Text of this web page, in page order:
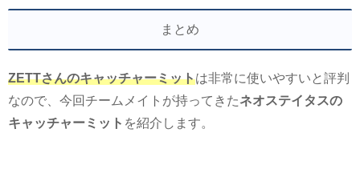
まとめ
ZETTさんのキャッチャーミットは非常に使いやすいと評判
なので、今回チームメイトが持ってきたネオステイタスの
キャッチャーミット を紹介します。